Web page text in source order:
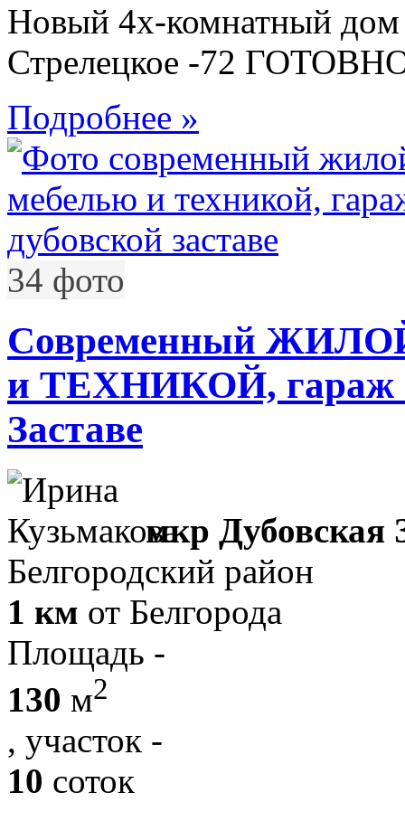
Новый 4х-комнатный
Стрелецкое -72
Подробнее »
34 фото
Современный
и ТЕХНИКОЙ, гараж
Заставе
мкр Дубовская
Белгородский район
1 км от Белгорода
Площадь -
130 м2
, участок -
10 соток